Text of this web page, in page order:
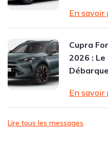
En savoir
Cupra
2026 :
En savoir
Lire tous les messages